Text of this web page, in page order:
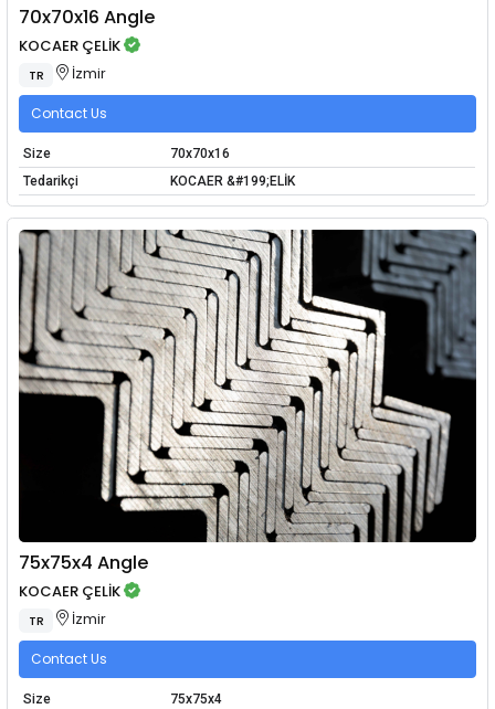
70x70x16 Angle
KOCAER ÇELİK
TR İzmir
Contact Us
Size
70x70x16
Tedarikçi
KOCAER &#199;ELİK
75x75x4 Angle
KOCAER ÇELİK
TR İzmir
Contact Us
Size
75x75x4